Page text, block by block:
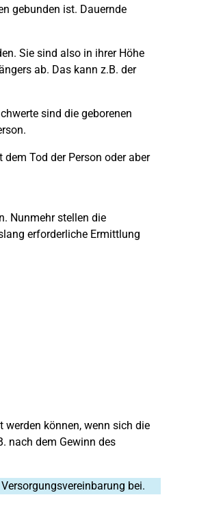
gebunden ist. Dauernde
Sie sind also in ihrer Höhe
ab. Das kann z.B. der
sind die geborenen
Tod der Person oder aber
Nunmehr stellen die
erforderliche Ermittlung
können, wenn sich die
nach dem Gewinn des
bei.